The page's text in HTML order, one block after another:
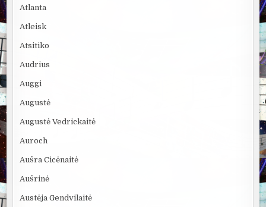
Atlanta
Atleisk
Atsitiko
Audrius
Auggi
Augustė
Augustė Vedrickaitė
Auroch
Aušra Cicėnaitė
Aušrinė
Austėja Gendvilaitė